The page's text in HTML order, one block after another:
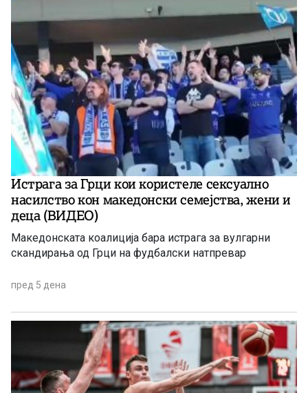
Истрага за Грци кои користеле сексуално
насилство кон македонски семејства, жени и
деца (ВИДЕО)
Македонската коалиција бара истрага за вулгарни
скандирања од Грци на фудбалски натпревар
пред 5 дена